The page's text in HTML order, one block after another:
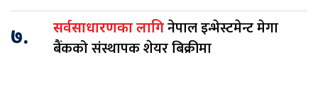
७. सर्वसाधारणका लागिनेपाल इन्भेस्टमेन्ट मेगा
बैंकको संस्थापक शेयर बिक्रीमा